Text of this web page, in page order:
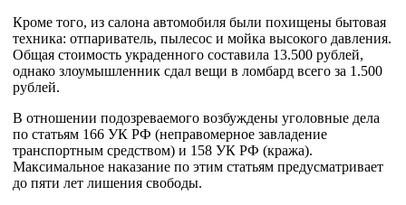
Кроме того, из салона автомобиля были похищены бытовая
техника: отпариватель, пылесос и мойка высокого давления.
Общая стоимость украденного составила 13.500 рублей,
однако злоумышленник сдал вещи в ломбард всего за 1.500
рублей.
В отношении подозреваемого возбуждены уголовные дела
по статьям 166 УК РФ (неправомерное завладение
транспортным средством) и 158 УК РФ (кража).
Максимальное наказание по этим статьям предусматривает
до пяти лет лишения свободы.